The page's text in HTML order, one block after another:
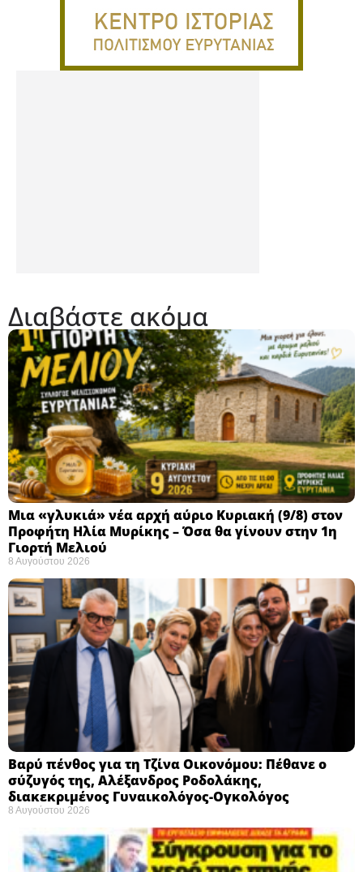
Διαβάστε ακόμα
Μια «γλυκιά» νέα αρχή αύριο Κυριακή (9/8) στον
Προφήτη Ηλία Μυρίκης – Όσα θα γίνουν στην 1η
Γιορτή Μελιού
8 Αυγούστου 2026
Βαρύ πένθος για τη Τζίνα Οικονόμου: Πέθανε ο
σύζυγός της, Αλέξανδρος Ροδολάκης,
διακεκριμένος Γυναικολόγος-Ογκολόγος
8 Αυγούστου 2026